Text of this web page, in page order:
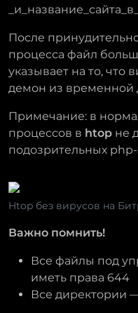
После
процесса файл
указывает на то, что
демон из временной
Примечание: в
процессов в htop не
подозрительных
Htop без вирусов на
Важно помнить!
Все файлы под
иметь права 644
Все директории